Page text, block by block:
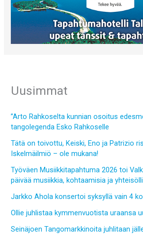
Uusimmat
”Arto Rahkoselta kunnian osoitus
tangolegenda Esko Rahkoselle
Tätä on toivottu, Keiski, Eno ja Patrizio
Iskelmäilmiö – ole mukana!
Työväen Musiikkitapahtuma 2026 toi
päivää musiikkia, kohtaamisia ja
Jarkko Ahola konsertoi syksyllä vain 4
Ollie juhlistaa kymmenvuotista uraansa
Seinäjoen Tangomarkkinoita juhlitaan